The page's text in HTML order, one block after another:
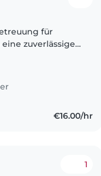
für
zuverlässige
€16.00/hr
1